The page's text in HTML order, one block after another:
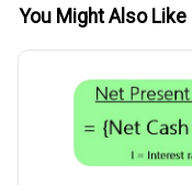
You Might Also Like